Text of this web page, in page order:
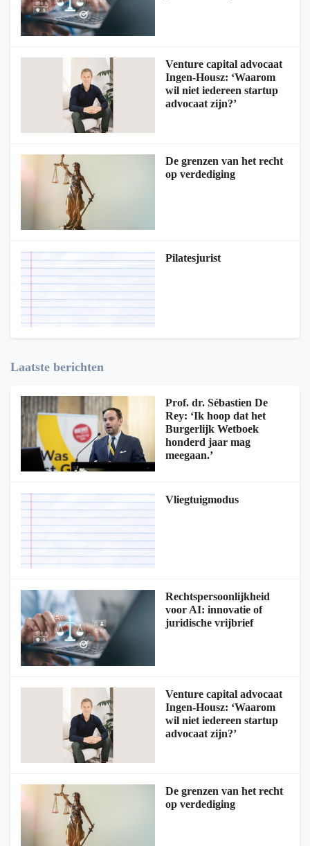
Venture capital advocaat
Ingen-Housz: ‘Waarom
wil niet iedereen startup
advocaat zijn?’
De grenzen van het recht
op verdediging
Pilatesjurist
Laatste berichten
Prof. dr. Sébastien De
Rey: ‘Ik hoop dat het
Burgerlijk Wetboek
honderd jaar mag
meegaan.’
Vliegtuigmodus
Rechtspersoonlijkheid
voor AI: innovatie of
juridische vrijbrief
Venture capital advocaat
Ingen-Housz: ‘Waarom
wil niet iedereen startup
advocaat zijn?’
De grenzen van het recht
op verdediging